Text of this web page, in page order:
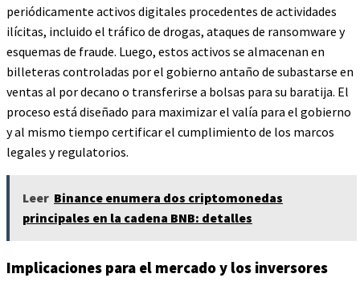
periódicamente activos digitales procedentes de actividades
ilícitas, incluido el tráfico de drogas, ataques de ransomware y
esquemas de fraude. Luego, estos activos se almacenan en
billeteras controladas por el gobierno antaño de subastarse en
ventas al por decano o transferirse a bolsas para su baratija. El
proceso está diseñado para maximizar el valía para el gobierno
y al mismo tiempo certificar el cumplimiento de los marcos
legales y regulatorios.
Leer Binance enumera dos criptomonedas
principales en la cadena BNB: detalles
Implicaciones para el mercado y los inversores